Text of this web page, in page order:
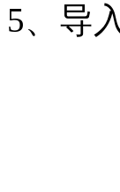
5、导